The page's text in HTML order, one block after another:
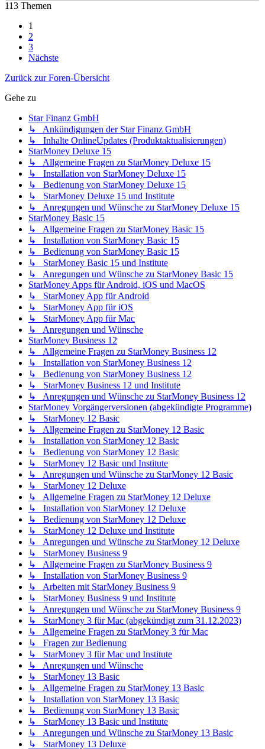
113 Themen
1
2
3
Nächste
Zurück zur Foren-Übersicht
Gehe zu
Star Finanz GmbH
↳ Ankündigungen der Star Finanz GmbH
↳ Inhalte OnlineUpdates (Produktaktualisierungen)
StarMoney Deluxe 15
↳ Allgemeine Fragen zu StarMoney Deluxe 15
↳ Installation von StarMoney Deluxe 15
↳ Bedienung von StarMoney Deluxe 15
↳ StarMoney Deluxe 15 und Institute
↳ Anregungen und Wünsche zu StarMoney Deluxe 15
StarMoney Basic 15
↳ Allgemeine Fragen zu StarMoney Basic 15
↳ Installation von StarMoney Basic 15
↳ Bedienung von StarMoney Basic 15
↳ StarMoney Basic 15 und Institute
↳ Anregungen und Wünsche zu StarMoney Basic 15
StarMoney Apps für Android, iOS und MacOS
↳ StarMoney App für Android
↳ StarMoney App für iOS
↳ StarMoney App für Mac
↳ Anregungen und Wünsche
StarMoney Business 12
↳ Allgemeine Fragen zu StarMoney Business 12
↳ Installation von StarMoney Business 12
↳ Bedienung von StarMoney Business 12
↳ StarMoney Business 12 und Institute
↳ Anregungen und Wünsche zu StarMoney Business 12
StarMoney Vorgängerversionen (abgekündigte Programme)
↳ StarMoney 12 Basic
↳ Allgemeine Fragen zu StarMoney 12 Basic
↳ Installation von StarMoney 12 Basic
↳ Bedienung von StarMoney 12 Basic
↳ StarMoney 12 Basic und Institute
↳ Anregungen und Wünsche zu StarMoney 12 Basic
↳ StarMoney 12 Deluxe
↳ Allgemeine Fragen zu StarMoney 12 Deluxe
↳ Installation von StarMoney 12 Deluxe
↳ Bedienung von StarMoney 12 Deluxe
↳ StarMoney 12 Deluxe und Institute
↳ Anregungen und Wünsche zu StarMoney 12 Deluxe
↳ StarMoney Business 9
↳ Allgemeine Fragen zu StarMoney Business 9
↳ Installation von StarMoney Business 9
↳ Arbeiten mit StarMoney Business 9
↳ StarMoney Business 9 und Institute
↳ Anregungen und Wünsche zu StarMoney Business 9
↳ StarMoney 3 für Mac (abgekündigt zum 31.12.2023)
↳ Allgemeine Fragen zu StarMoney 3 für Mac
↳ Fragen zur Bedienung
↳ StarMoney 3 für Mac und Institute
↳ Anregungen und Wünsche
↳ StarMoney 13 Basic
↳ Allgemeine Fragen zu StarMoney 13 Basic
↳ Installation von StarMoney 13 Basic
↳ Bedienung von StarMoney 13 Basic
↳ StarMoney 13 Basic und Institute
↳ Anregungen und Wünsche zu StarMoney 13 Basic
↳ StarMoney 13 Deluxe